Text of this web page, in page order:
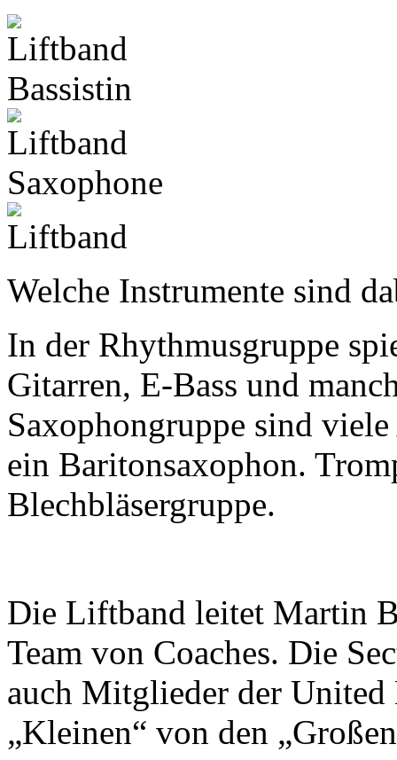
Welche Instrumente sind
In der Rhythmusgruppe
Gitarren, E-Bass und
Saxophongruppe sind
ein Baritonsaxophon.
Blechbläsergruppe.
Die Liftband leitet Martin
Team von Coaches. Die
auch Mitglieder der
„Kleinen“ von den